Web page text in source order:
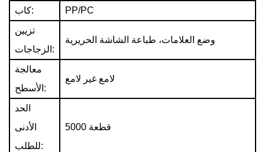
كاب:
PP/PC
تزيين
الزجاجات:
وضع العلامات، طباعة الشاشة الحريرية
معالجة
الأسطح:
لامع غير لامع
الحد
الأدنى
للطلب:
5000 قطعة